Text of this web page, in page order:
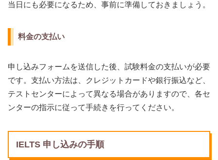
当日にも必要になるため、事前に準備しておきましょう。
料金の支払い
申し込みフォームを送信した後、試験料金の支払いが必要
です。支払い方法は、クレジットカードや銀行振込など、
テストセンターによって異なる場合がありますので、各セ
ンターの指示に従って手続きを行ってください。
IELTS 申し込みの手順